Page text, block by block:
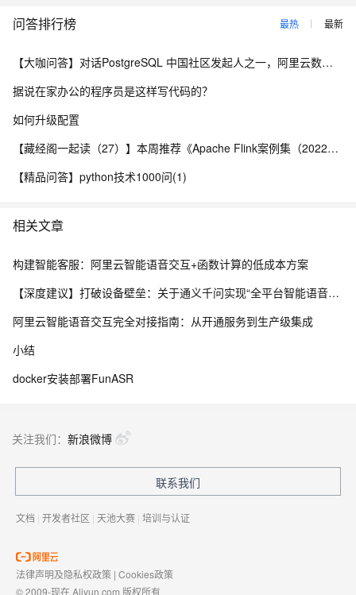
问答排行榜 最热 最新
【大咖问答】对话PostgreSQL 中国社区发起人之一，阿里云数据库高级专家 德哥
据说在家办公的程序员是这样写代码的？
如何升级配置
【藏经阁一起读（27）】本周推荐《Apache Flink案例集（2022版）》，你有哪些心得？
【精品问答】python技术1000问(1)
相关文章
构建智能客服：阿里云智能语音交互+函数计算的低成本方案
【深度建议】打破设备壁垒：关于通义千问实现“全平台智能语音交互”与“知识闭环”的五大核心建议
阿里云智能语音交互完全对接指南：从开通服务到生产级集成
小结
docker安装部署FunASR
关注我们： 新浪微博
联系我们
文档 | 开发者社区 | 天池大赛 | 培训与认证
法律声明及隐私权政策 | Cookies政策
© 2009-现在 Aliyun.com 版权所有